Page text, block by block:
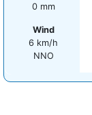
0 mm
Wind
6 km/h
NNO